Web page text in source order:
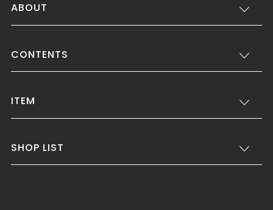
ABOUT
CONTENTS
ITEM
SHOP LIST